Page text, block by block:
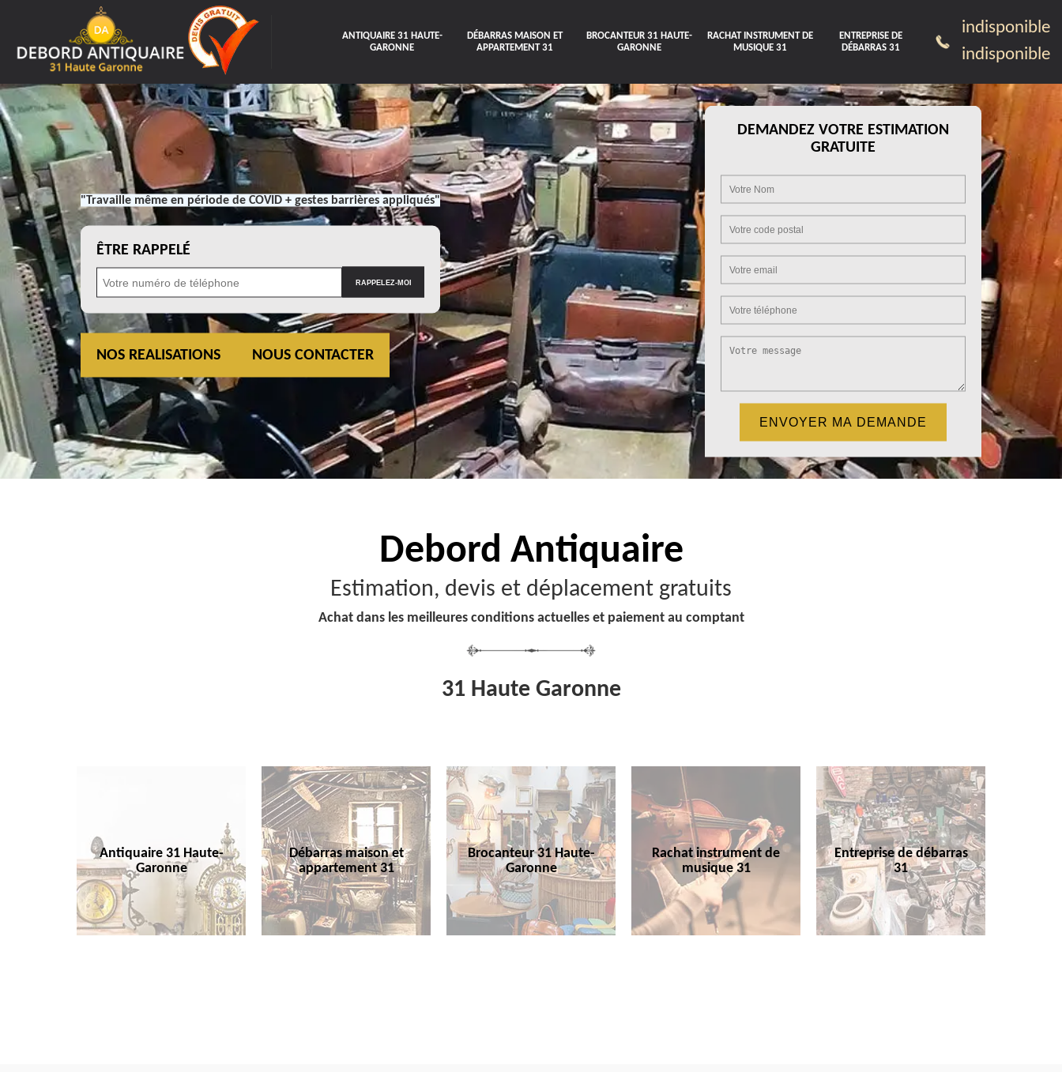
ANTIQUAIRE 31 HAUTE-
GARONNE
DÉBARRAS MAISON ET
APPARTEMENT 31
BROCANTEUR 31 HAUTE-
GARONNE
RACHAT INSTRUMENT DE
MUSIQUE 31
ENTREPRISE DE
DÉBARRAS 31
indisponible
indisponible
"Travaille même en période de COVID + gestes barrières appliqués"
ÊTRE RAPPELÉ
NOS REALISATIONS NOUS CONTACTER
DEMANDEZ VOTRE ESTIMATION
GRATUITE
Debord Antiquaire
Estimation, devis et déplacement gratuits
Achat dans les meilleures conditions actuelles et paiement au comptant
31 Haute Garonne
Antiquaire 31 Haute-
Garonne
Débarras maison et
appartement 31
Brocanteur 31 Haute-
Garonne
Rachat instrument de
musique 31
Entreprise de débarras
31